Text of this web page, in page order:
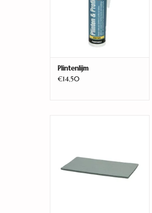
Plintenlijm
€14,50